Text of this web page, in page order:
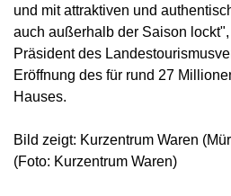
und mit attraktiven und
auch außerhalb der Saison
Präsident des
Eröffnung des für rund 27
Hauses.
Bild zeigt: Kurzentrum Waren
(Foto: Kurzentrum Waren)